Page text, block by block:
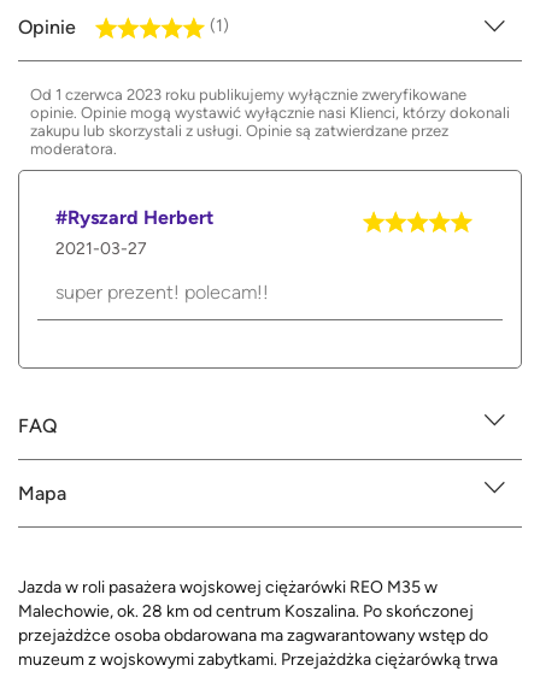
Opinie (1)
Od 1 czerwca 2023 roku publikujemy wyłącznie zweryfikowane
opinie. Opinie mogą wystawić wyłącznie nasi Klienci, którzy dokonali
zakupu lub skorzystali z usługi. Opinie są zatwierdzane przez
moderatora.
#Ryszard Herbert
2021-03-27
super prezent! polecam!!
FAQ
Mapa
Jazda w roli pasażera wojskowej ciężarówki REO M35 w
Malechowie, ok. 28 km od centrum Koszalina. Po skończonej
przejażdżce osoba obdarowana ma zagwarantowany wstęp do
muzeum z wojskowymi zabytkami. Przejażdżka ciężarówką trwa